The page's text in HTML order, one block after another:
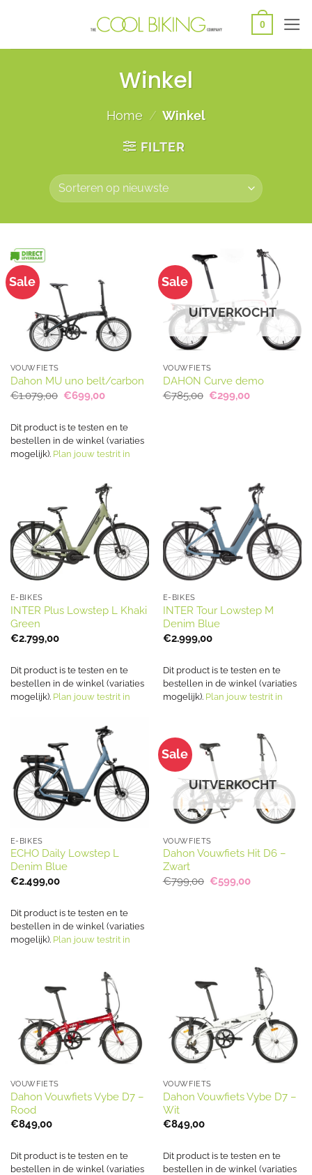
inhoud
0
Winkel
Home / Winkel
FILTER
Sale
VOUWFIETS
Dahon MU uno belt/carbon
€1.079,00 Oorspronkelijke
prijs
€1.079,00.
€699,00Huidige
€699,00.
Dit product is te testen en te
bestellen in de winkel (variaties
mogelijk). Plan jouw testrit in
Sale
UITVERKOCHT
VOUWFIETS
DAHON Curve demo
€785,00 Oorspronkelijke
prijs
€299,00Huidige
E-BIKES
INTER Plus Lowstep L Khaki
Green
€2.799,00
Dit product is te testen en te
bestellen in de winkel (variaties
mogelijk). Plan jouw testrit in
E-BIKES
INTER Tour Lowstep M
Denim Blue
€2.999,00
Dit product is te testen en te
bestellen in de winkel (variaties
mogelijk). Plan jouw testrit in
E-BIKES
ECHO Daily Lowstep L
Denim Blue
€2.499,00
Dit product is te testen en te
bestellen in de winkel (variaties
mogelijk). Plan jouw testrit in
Sale
UITVERKOCHT
VOUWFIETS
Dahon Vouwfiets Hit D6 –
Zwart
€799,00 Oorspronkelijke
prijs
€599,00Huidige
VOUWFIETS
Dahon Vouwfiets Vybe D7 –
Rood
€849,00
Dit product is te testen en te
bestellen in de winkel (variaties
VOUWFIETS
Dahon Vouwfiets Vybe D7 –
Wit
€849,00
Dit product is te testen en te
bestellen in de winkel (variaties